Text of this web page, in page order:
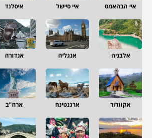
איי הבהאמס איי סיישל איסלנד
אלבניה אנגליה אנדורה
אקוודור ארגנטינה ארה"ב